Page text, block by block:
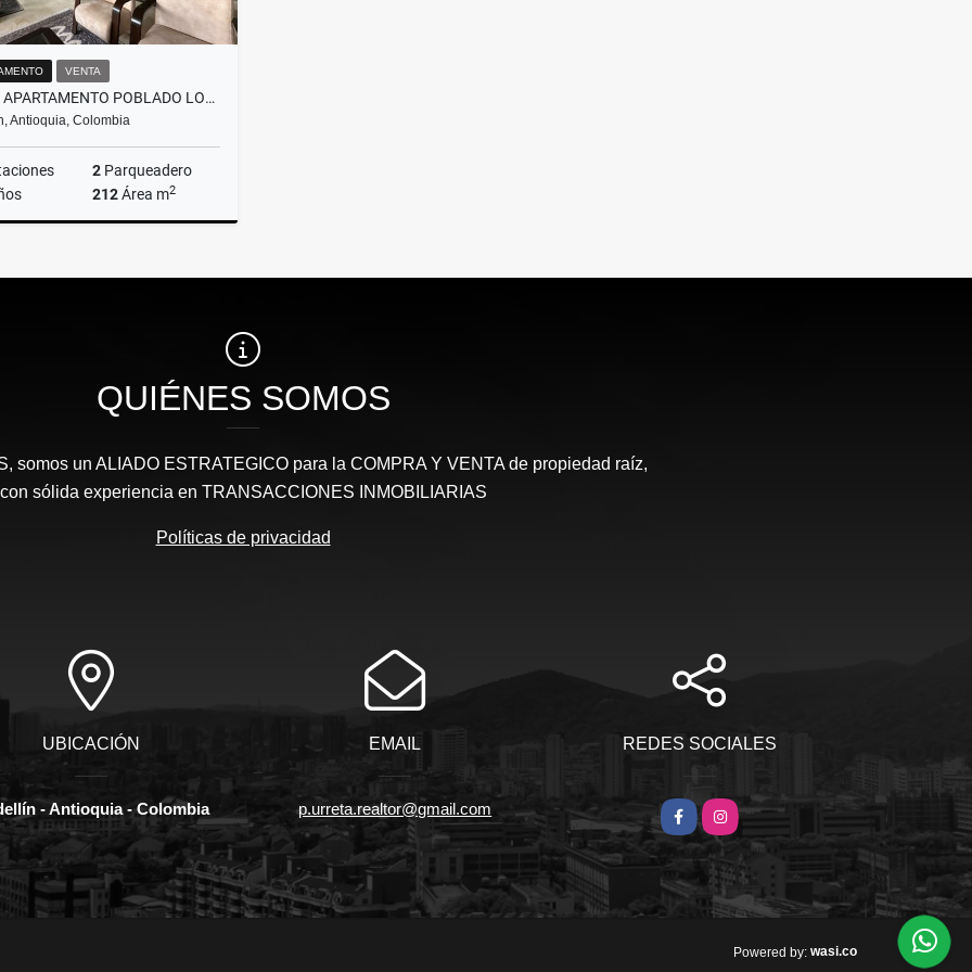
VENTA
VENTA APARTAMENTO POBLADO LOMA LALINDE MEDELLÍN
Antioquia, Colombia
2 Parqueadero
212Área m2
$1.500.000.000
QUIÉNES SOMOS
somos un ALIADO ESTRATEGICO para la COMPRA Y VENTA de propiedad raíz,
con sólida experiencia en TRANSACCIONES INMOBILIARIAS
Políticas de privacidad
UBICACIÓN
- Antioquia - Colombia
EMAIL
p.urreta.realtor@gmail.com
REDES SOCIALES
FacebookInstagram
Powered by: wasi.co